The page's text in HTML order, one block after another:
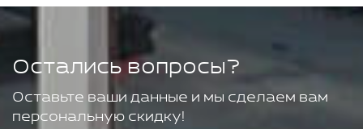
Остались вопросы?
Оставьте ваши данные и мы сделаем вам
персональную скидку!